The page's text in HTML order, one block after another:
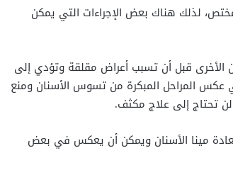
لذلك هناك بعض الإجراءات التي يمكن
قبل أن تسبب أعراض مقلقة وتؤدي إلى
المراحل المبكرة من تسوس الأسنان ومنع
تحتاج إلى علاج مكثف.
مينا الأسنان ويمكن أن يعكس في بعض